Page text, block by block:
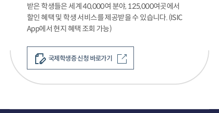
받은 학생들은 세계 40,000여 분야, 125,000여곳에서
할인 혜택 및 학생 서비스를 제공받을 수 있습니다. (ISIC
App에서 현지 혜택 조회 가능)
국제학생증 신청 바로가기